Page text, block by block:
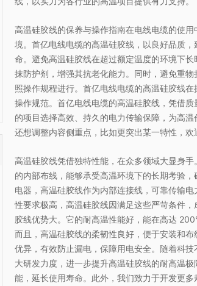
高温硅胶线的保养与操作指南在电线电缆的使
境。首亿电线电缆的高温硅胶线，以良好品质
命。避免高温硅胶线在超过额定温度的环境下
抹防护剂，增强其抗老化能力。同时，避免重
照操作规程进行。首亿电线电缆的高温硅胶线
操作规范。首亿电线电缆的高温硅胶线，凭借
的项目选择高效、持久的电力传输保障，为高
还想调整内容侧重点，比如更突出某一特性，
高温硅胶线凭借独特性能，在众多领域大显身
的内部布线，能够承受高温环境下的长期考验
电器，高温硅胶线作为内部连接线，可靠传输
性要求极高，高温硅胶线因满足这些严苛条件
胶线优势大。它的耐高温性能好，能在高达
而且，高温硅胶线的柔韧性良好，便于安装和
优异，有效防止漏电，保障用电安全。随着科
大研发力度，进一步提升高温硅胶线的耐高温
能，延长使用寿命。此外，我们致力于开发更